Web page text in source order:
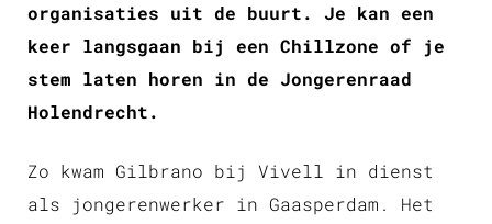
organisaties uit de buurt. Je kan een
keer langsgaan bij een Chillzone of je
stem laten horen in de Jongerenraad
Holendrecht.
Zo kwam Gilbrano bij Vivell in dienst
als jongerenwerker in Gaasperdam. Het